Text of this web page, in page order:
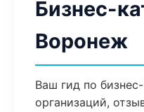
Бизнес-
Воронеж
Ваш гид по
организаций,